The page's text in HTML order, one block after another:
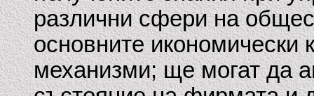
различни сфери на
основните икономически
механизми; ще могат да